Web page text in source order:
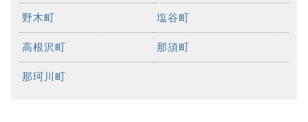
野木町 塩谷町
高根沢町 那須町
那珂川町